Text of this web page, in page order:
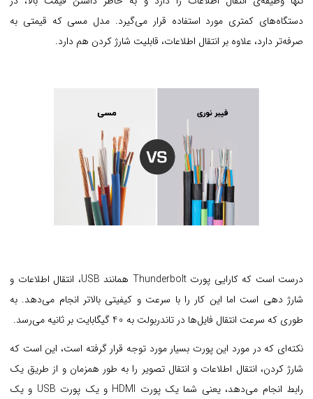
دستگاه‌های کمتری مورد استفاده قرار می‌گیرد. مدل مسی که قیمتی به
صرفه‌تر دارد، علاوه بر انتقال اطلاعات، قابلیت شارژ کردن هم دارد.
درست است که کارایی پورت Thunderbolt همانند USB، انتقال اطلاعات و
شارژ دهی است اما این کار را با سرعت و کیفیتی بالاتر انجام می‌دهد. به
طوری که سرعت انتقال فایل‌ها در تاندربولت به 40 گیگابایت بر ثانیه می‌رسد.
نکته‌ای که در مورد این پورت بسیار مورد توجه قرار گرفته است، این است که
شارژ کردن، انتقال اطلاعات و انتقال تصویر را به طور همزمان و از طریق یک
رابط انجام می‌دهد، یعنی شما یک پورت HDMI و یک پورت USB و یک